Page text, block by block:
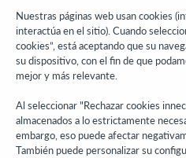
Investigación
WebJunction
Red de desarrolladores
Manténgase al día
Obtenga las últimas novedades de
investigación, eventos y mucho
entrada.
Nuestras páginas web usan cookies
interactúa en el sitio). Cuando
cookies”, está aceptando que su
su dispositivo, con el fin de que
mejor y más relevante.
Al seleccionar "Rechazar cookies
almacenados a lo estrictamente
embargo, eso puede afectar
También puede personalizar su